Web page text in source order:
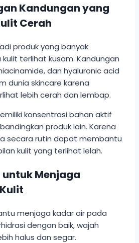
Kandungan yang
Cerah
produk yang banyak
terlihat kusam. Kandungan
dan hyaluronic acid
dunia skincare karena
lebih cerah dan lembap.
konsentrasi bahan aktif
produk lain. Karena
secara rutin dapat membantu
kulit yang terlihat lelah.
Menjaga
menjaga kadar air pada
dengan baik, wajah
halus dan segar.